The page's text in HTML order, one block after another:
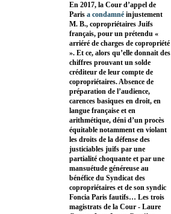
En 2017, la Cour d’appel de
Paris a condamné injustement
M. B., copropriétaires Juifs
français, pour un prétendu «
arriéré de charges de copropriété
». Et ce, alors qu’elle donnait des
chiffres prouvant un solde
créditeur de leur compte de
copropriétaires. Absence de
préparation de l’audience,
carences basiques en droit, en
langue française et en
arithmétique, déni d’un procès
équitable notamment en violant
les droits de la défense des
justiciables juifs par une
partialité choquante et par une
mansuétude généreuse au
bénéfice du Syndicat des
copropriétaires et de son syndic
Foncia Paris fautifs… Les trois
magistrats de la Cour - Laure